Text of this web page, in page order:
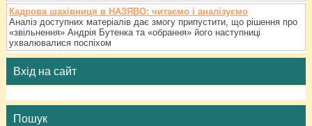
Кадрова шахівниця в НАЗЯВО: читаємо і аналізуємо
Аналіз доступних матеріалів дає змогу припустити, що рішення про
«звільнення» Андрія Бутенка та «обрання» його наступниці
ухвалювалися поспіхом
Вхід на сайт
Пошук